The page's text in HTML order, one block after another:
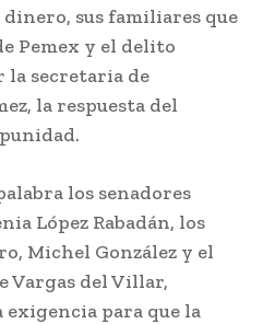
sus familiares que
Pemex y el delito
la secretaria de
la respuesta del
los senadores
López Rabadán, los
Michel González y el
Vargas del Villar,
exigencia para que la